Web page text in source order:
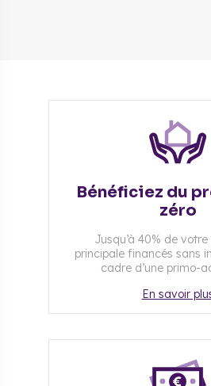
Bénéficiez du
zéro
Jusqu’à 40% de
principale financés sans
cadre d’une primo-
En savoir